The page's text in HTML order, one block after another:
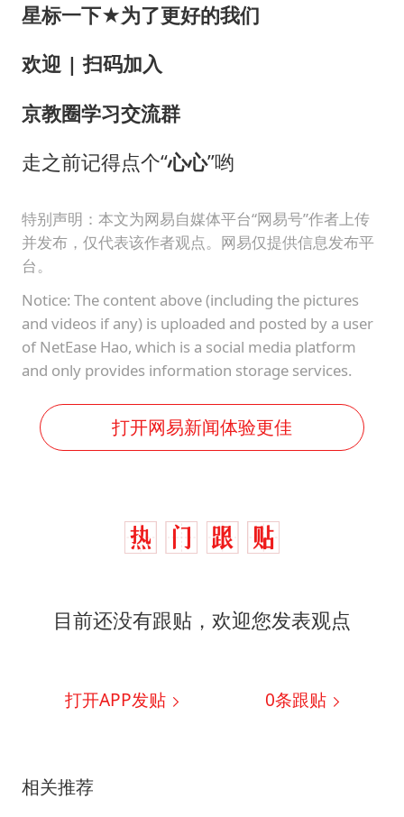
星标一下★为了更好的我们
欢迎 | 扫码加入
京教圈学习交流群
走之前记得点个“心心”哟
特别声明：本文为网易自媒体平台“网易号”作者上传
并发布，仅代表该作者观点。网易仅提供信息发布平
台。
Notice: The content above (including the pictures
and videos if any) is uploaded and posted by a user
of NetEase Hao, which is a social media platform
and only provides information storage services.
打开网易新闻体验更佳
目前还没有跟贴，欢迎您发表观点
打开APP发贴 0条跟贴
相关推荐